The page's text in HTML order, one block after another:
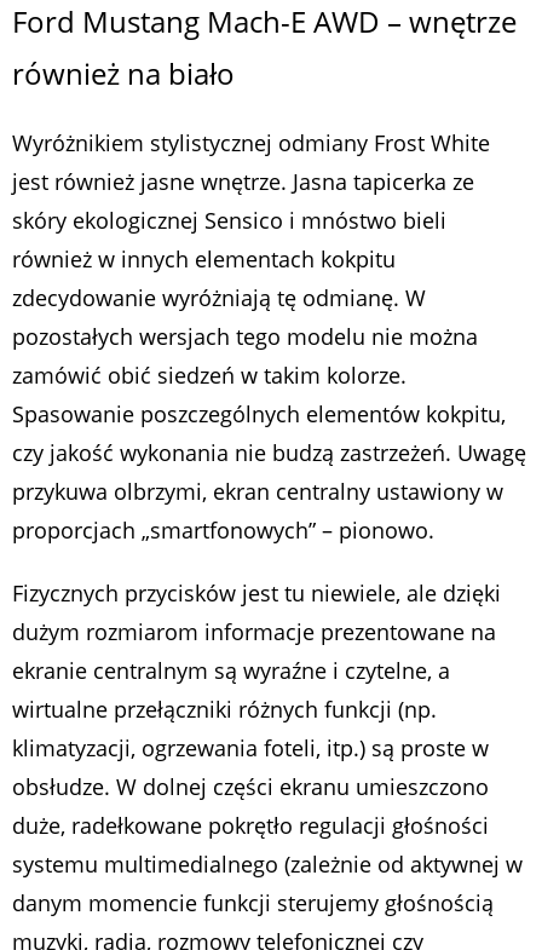
Ford Mustang Mach-E AWD – wnętrze
również na biało
Wyróżnikiem stylistycznej odmiany Frost White
jest również jasne wnętrze. Jasna tapicerka ze
skóry ekologicznej Sensico i mnóstwo bieli
również w innych elementach kokpitu
zdecydowanie wyróżniają tę odmianę. W
pozostałych wersjach tego modelu nie można
zamówić obić siedzeń w takim kolorze.
Spasowanie poszczególnych elementów kokpitu,
czy jakość wykonania nie budzą zastrzeżeń. Uwagę
przykuwa olbrzymi, ekran centralny ustawiony w
proporcjach „smartfonowych” – pionowo.
Fizycznych przycisków jest tu niewiele, ale dzięki
dużym rozmiarom informacje prezentowane na
ekranie centralnym są wyraźne i czytelne, a
wirtualne przełączniki różnych funkcji (np.
klimatyzacji, ogrzewania foteli, itp.) są proste w
obsłudze. W dolnej części ekranu umieszczono
duże, radełkowane pokrętło regulacji głośności
systemu multimedialnego (zależnie od aktywnej w
danym momencie funkcji sterujemy głośnością
muzyki, radia, rozmowy telefonicznej czy